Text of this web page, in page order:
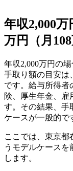
年収2,000
万円（月108
年収2,000万円の
手取り額の目安は
です。給与所得者
険、厚生年金、雇
す。その結果、手
ケースが一般的で
ここでは、東京都
うモデルケースを
します。